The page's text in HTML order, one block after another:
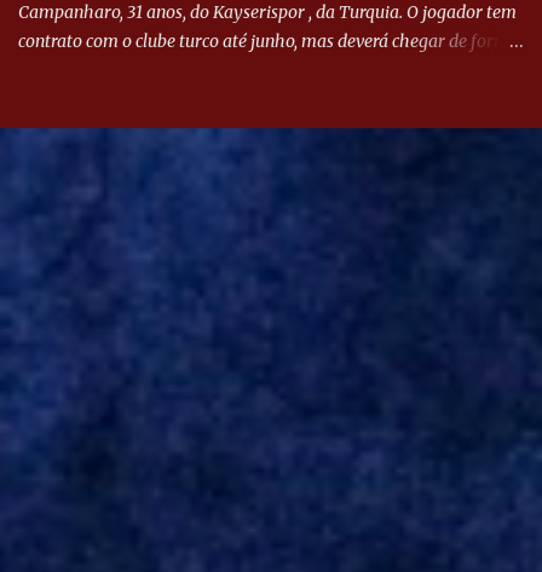
Campanharo, 31 anos, do Kayserispor , da Turquia. O jogador tem
contrato com o clube turco até junho, mas deverá chegar de forma
Evian, da França, Hellas Verona, da Itália, e Ludogorets, da
Desde então, está no Kayserispor. Caso a negociação seja
concretizada, o jogador chegará ao Beira-Rio para ser mais uma
opção de Mano Menezes no setor de meio-campo. Atualmente, na
Turquia, Gustavo Campanharo vem atuando como volante, mas
também pode ser utilizado mais avançado. Inter encaminha
contração de Campanharo de 31 anos